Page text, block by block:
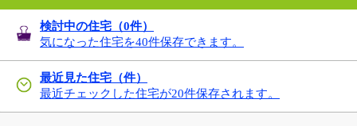
検討中の住宅（0件）
気になった住宅を40件保存できます。
最近見た住宅（件）
最近チェックした住宅が20件保存されます。